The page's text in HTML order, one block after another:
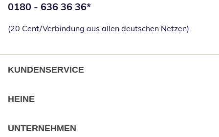
Telefonnummer:
0180 - 636 36 36*
(20 Cent/Verbindung aus allen deutschen Netzen)
KUNDENSERVICE
HEINE
UNTERNEHMEN